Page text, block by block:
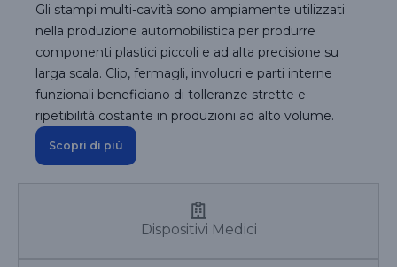
Dispositivi Medici
Gli stampi multi-cavità sono ampiamente utilizzati
nella produzione automobilistica per produrre
componenti plastici piccoli e ad alta precisione su
larga scala. Clip, fermagli, involucri e parti interne
funzionali beneficiano di tolleranze strette e
ripetibilità costante in produzioni ad alto volume.
Scopri di più